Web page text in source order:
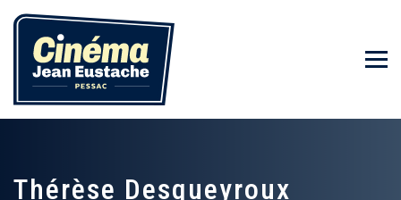
Thérèse Desqueyroux